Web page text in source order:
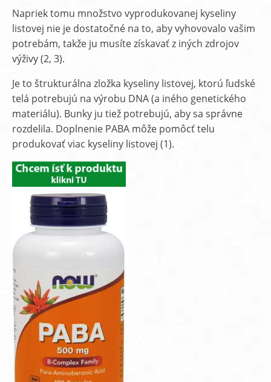
Napriek tomu množstvo vyprodukovanej kyseliny
listovej nie je dostatočné na to, aby vyhovovalo vašim
potrebám, takže ju musíte získavať z iných zdrojov
výživy (2, 3).
Je to štrukturálna zložka kyseliny listovej, ktorú ľudské
telá potrebujú na výrobu DNA (a iného genetického
materiálu). Bunky ju tiež potrebujú, aby sa správne
rozdelila. Doplnenie PABA môže pomôcť telu
produkovať viac kyseliny listovej (1).